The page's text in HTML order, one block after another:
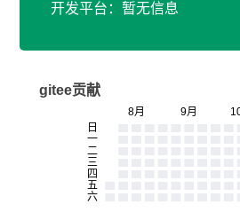
开发平台：暂无信息
gitee贡献